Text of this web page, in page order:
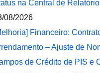
na Central de
08/2026
Financeiro:
– Ajuste de
de Crédito de PIS e